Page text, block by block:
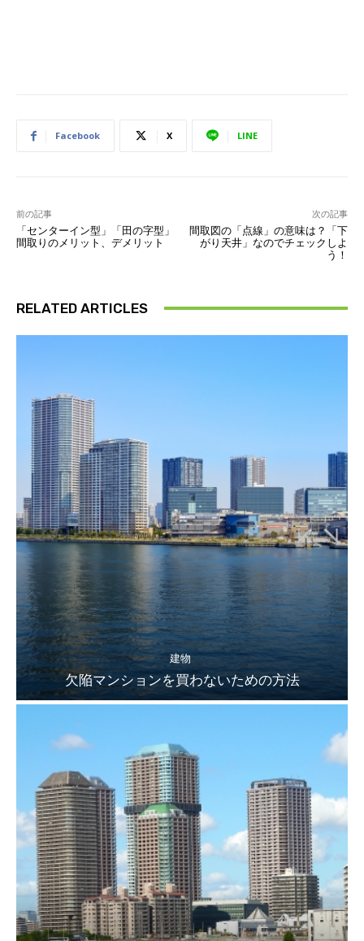
Facebook X LINE
前の記事
「センターイン型」「田の字型」
間取りのメリット、デメリット
次の記事
間取図の「点線」の意味は？「下
がり天井」なのでチェックしよ
う！
RELATED ARTICLES
建物
欠陥マンションを買わないための方法